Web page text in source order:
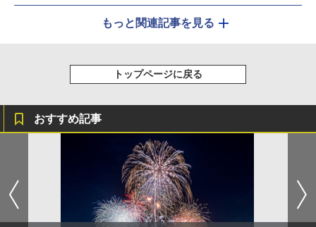
もっと関連記事を見る
トップページに戻る
おすすめ記事